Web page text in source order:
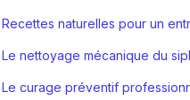
Recettes naturelles pour un
Le nettoyage mécanique du
Le curage préventif